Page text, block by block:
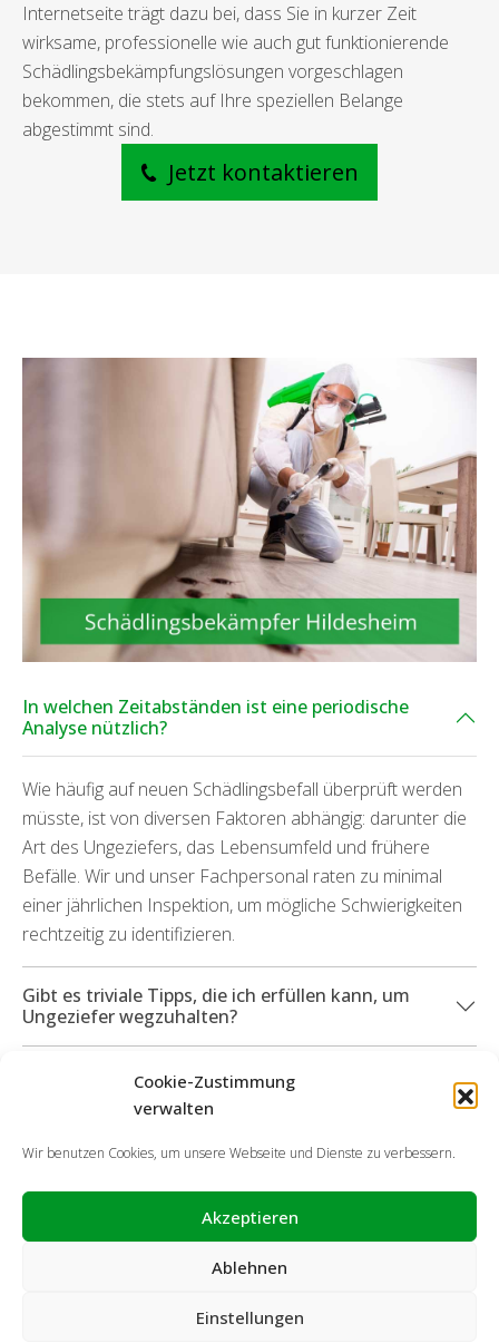
Cookie-Zustimmung
verwalten
Wir benutzen Cookies, um unsere Webseite und Dienste zu verbessern.
Akzeptieren
Ablehnen
Einstellungen
Internetseite trägt dazu bei, dass Sie in kurzer Zeit
wirksame, professionelle wie auch gut funktionierende
Schädlingsbekämpfungslösungen vorgeschlagen
bekommen, die stets auf Ihre speziellen Belange
abgestimmt sind.
Jetzt kontaktieren
In welchen Zeitabständen ist eine periodische
Analyse nützlich?
Wie häufig auf neuen Schädlingsbefall überprüft werden
müsste, ist von diversen Faktoren abhängig: darunter die
Art des Ungeziefers, das Lebensumfeld und frühere
Befälle. Wir und unser Fachpersonal raten zu minimal
einer jährlichen Inspektion, um mögliche Schwierigkeiten
rechtzeitig zu identifizieren.
Gibt es triviale Tipps, die ich erfüllen kann, um
Ungeziefer wegzuhalten?
Können Sie mich darüber hinaus bei durch
Schädlinge aufgetretenen Beschädigungen
unterstützen?